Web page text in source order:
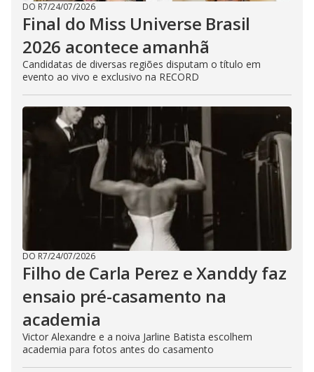
DO R7/24/07/2026
Final do Miss Universe Brasil
2026 acontece amanhã
Candidatas de diversas regiões disputam o título em
evento ao vivo e exclusivo na RECORD
DO R7/24/07/2026
Filho de Carla Perez e Xanddy faz
ensaio pré-casamento na
academia
Victor Alexandre e a noiva Jarline Batista escolhem
academia para fotos antes do casamento